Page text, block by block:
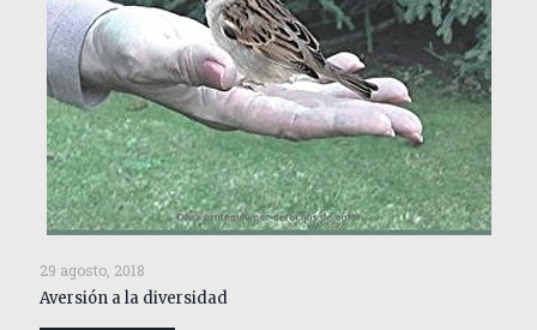
29 agosto, 2018
Aversión a la diversidad